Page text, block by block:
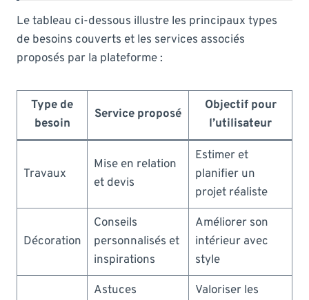
Le tableau ci-dessous illustre les principaux types
de besoins couverts et les services associés
proposés par la plateforme :
Type de
besoin
Service proposé
Objectif pour
l’utilisateur
Travaux
Mise en relation
et devis
Estimer et
planifier un
projet réaliste
Décoration
Conseils
personnalisés et
inspirations
Améliorer son
intérieur avec
style
Astuces
Valoriser les